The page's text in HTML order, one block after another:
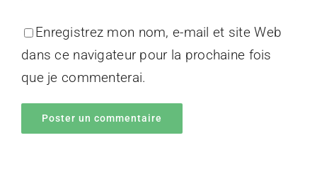
Enregistrez mon nom, e-mail et site Web
dans ce navigateur pour la prochaine fois
que je commenterai.